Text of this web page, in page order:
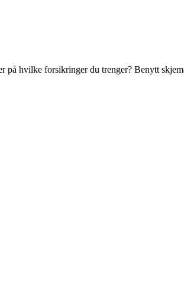
hvilke forsikringer du trenger? Benytt